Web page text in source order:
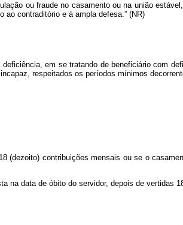
ou fraude no casamento ou na união
ao contraditório e à ampla defesa.” (NR)
em se tratando de beneficiário com
respeitados os períodos mínimos
(dezoito) contribuições mensais ou se o
na data de óbito do servidor, depois de vertidas